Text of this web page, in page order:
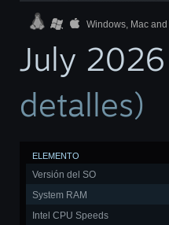
Windows, Mac
July 2026
detalles)
ELEMENTO
Versión del SO
System RAM
Intel CPU Speeds